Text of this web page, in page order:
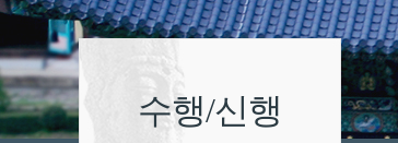
수행/신행